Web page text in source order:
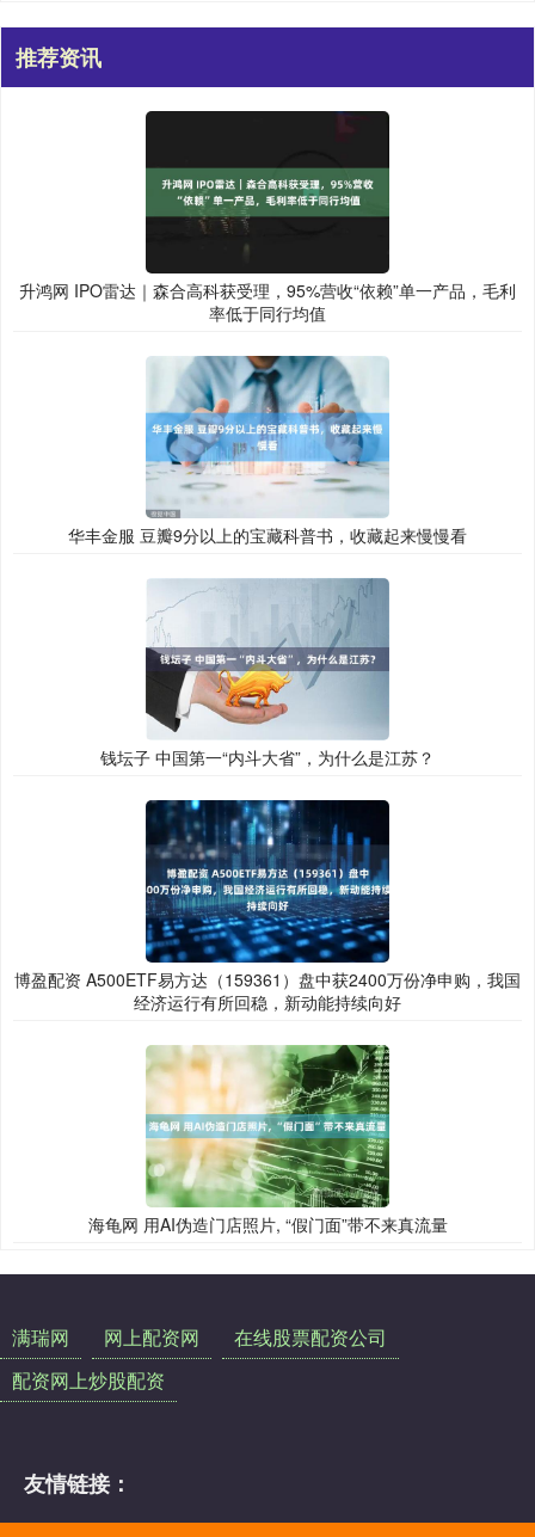
推荐资讯
升鸿网 IPO雷达｜森合高科获受理，95%营收“依赖”单一产品，毛利
率低于同行均值
华丰金服 豆瓣9分以上的宝藏科普书，收藏起来慢慢看
钱坛子 中国第一“内斗大省”，为什么是江苏？
博盈配资 A500ETF易方达（159361）盘中获2400万份净申购，我国
经济运行有所回稳，新动能持续向好
海龟网 用AI伪造门店照片, “假门面”带不来真流量
满瑞网 网上配资网
在线股票配资公司
配资网上炒股配资
友情链接：